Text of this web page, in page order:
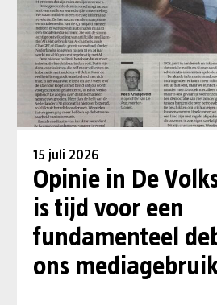
15 juli 2026
Opinie in De
is tijd voor een
fundamenteel
ons